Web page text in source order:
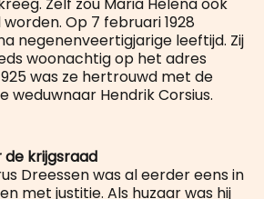
Zelf zou Maria Helena ook
Op 7 februari 1928
negenenveertigjarige leeftijd. Zij
woonachtig op het adres
was ze hertrouwd met de
weduwnaar Hendrik Corsius.
krijgsraad
Dreessen was al eerder eens in
met justitie. Als huzaar was hij